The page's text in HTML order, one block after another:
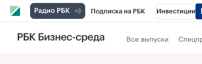
Подписка на РБК Инвестиции
РБК Вино Все выпуски